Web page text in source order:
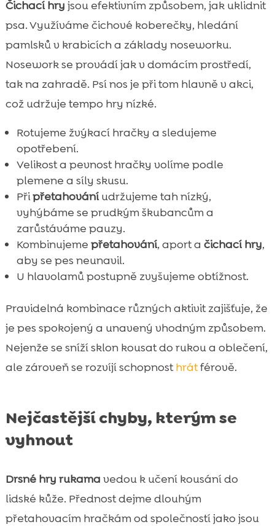
Čichací hry jsou efektivním způsobem, jak uklidnit
psa. Využíváme čichové koberečky, hledání
pamlsků v krabicích a základy noseworku.
Nosework se provádí jak v domácím prostředí,
tak na zahradě. Psí nos je při tom hlavně v akci,
což udržuje tempo hry nízké.
Rotujeme žvýkací hračky a sledujeme
opotřebení.
Velikost a pevnost hračky volíme podle
plemene a síly skusu.
Připřetahováníudržujeme tah nízký,
vyhýbáme se prudkým škubancům a
zarůstáváme pauzy.
Kombinujeme přetahování, aport a čichací hry,
aby se pes neunavil.
U hlavolamů postupně zvyšujeme obtížnost.
Pravidelná kombinace různých aktivit zajišťuje, že
je pes spokojený a unavený vhodným způsobem.
Nejenže se sníží sklon kousat do rukou a oblečení,
ale zároveň se rozvíjí schopnosthrátférově.
Nejčastější chyby, kterým se
vyhnout
Drsné hry rukama vedou k učení kousání do
lidské kůže. Přednost dejme dlouhým
přetahovacím hračkám od společností jako jsou